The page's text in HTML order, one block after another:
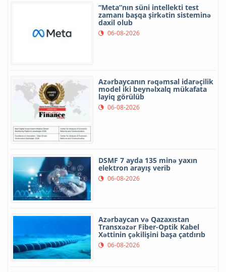
“Meta”nın süni intellekti test
zamanı başqa şirkətin sisteminə
daxil olub
06-08-2026
Azərbaycanın rəqəmsal idarəçilik
model iki beynəlxalq mükafata
layiq görülüb
06-08-2026
DSMF 7 ayda 135 minə yaxın
elektron arayış verib
06-08-2026
Azərbaycan və Qazaxıstan
Transxəzər Fiber-Optik Kabel
Xəttinin çəkilişini başa çatdırıb
06-08-2026